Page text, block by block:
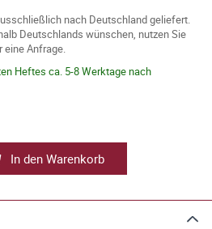
nach Deutschland geliefert.
Deutschlands wünschen, nutzen Sie
Anfrage.
Heftes ca. 5-8 Werktage nach
In den Warenkorb